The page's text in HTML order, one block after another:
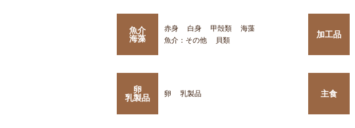
魚介
海藻
赤身 白身 甲殻類
海藻
魚介：その他
貝類
加工品
卵
乳製品
卵 乳製品 主食